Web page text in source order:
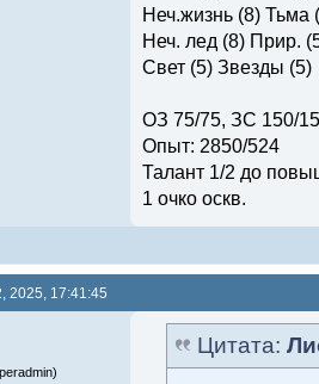
Неч.жизнь (8) Тьма
Неч. лед (8) Прир.
Свет (5) Звезды (5)
ОЗ 75/75, ЗС 150/
Опыт: 2850/524
Талант 1/2 до
1 очко оскв.
2025, 17:41:45
Цитата: